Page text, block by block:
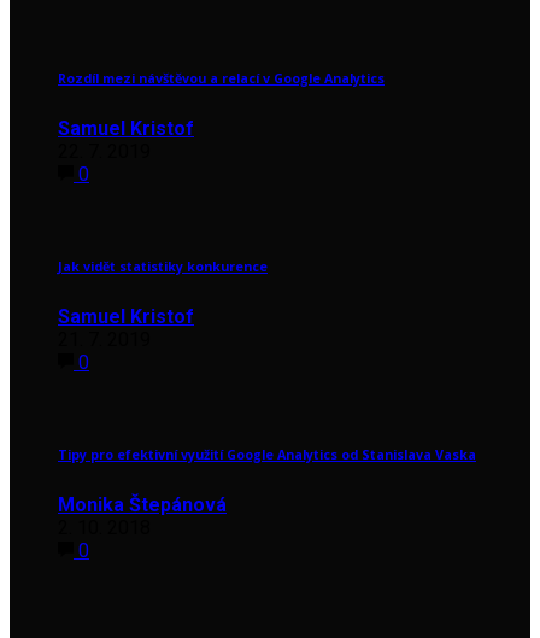
Rozdíl mezi návštěvou a relací v Google Analytics
Samuel Kristof
0
Jak vidět statistiky konkurence
Samuel Kristof
0
Tipy pro efektivní využití Google Analytics od Stanislava Vaska
Monika Štepánová
0